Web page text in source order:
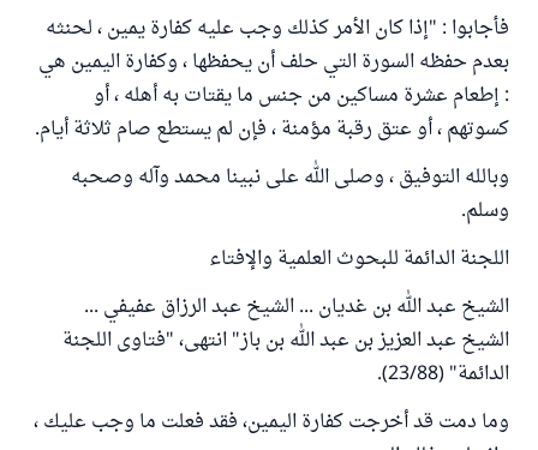
فأجابوا : "إذا كان الأمر كذلك وجب عليه كفارة يمين ، لحنثه
بعدم حفظه السورة التي حلف أن يحفظها ، وكفارة اليمين هي
: إطعام عشرة مساكين من جنس ما يقتات به أهله ، أو
كسوتهم ، أو عتق رقبة مؤمنة ، فإن لم يستطع صام ثلاثة أيام.
وبالله التوفيق ، وصلى الله على نبينا محمد وآله وصحبه
وسلم.
اللجنة الدائمة للبحوث العلمية والإفتاء
الشيخ عبد الله بن غديان ... الشيخ عبد الرزاق عفيفي ...
الشيخ عبد العزيز بن عبد الله بن باز" انتهى، "فتاوى اللجنة
الدائمة" (23/88).
وما دمت قد أخرجت كفارة اليمين، فقد فعلت ما وجب عليك ،